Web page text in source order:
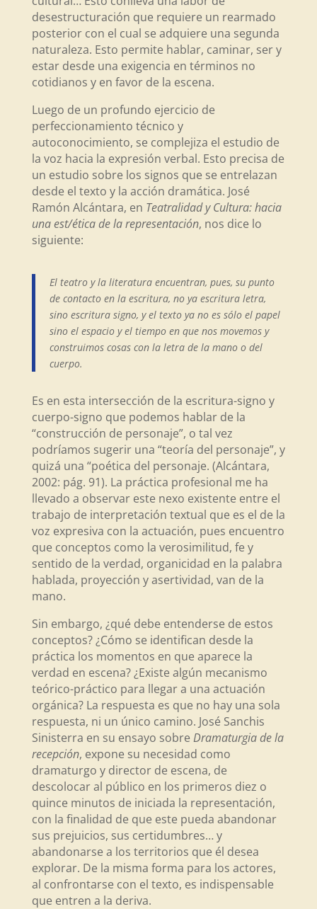
desestructuración que requiere un rearmado
posterior con el cual se adquiere una segunda
naturaleza. Esto permite hablar, caminar, ser y
estar desde una exigencia en términos no
cotidianos y en favor de la escena.
Luego de un profundo ejercicio de
perfeccionamiento técnico y
autoconocimiento, se complejiza el estudio de
la voz hacia la expresión verbal. Esto precisa de
un estudio sobre los signos que se entrelazan
desde el texto y la acción dramática. José
Ramón Alcántara, en Teatralidad y Cultura: hacia
una est/ética de la representación, nos dice lo
siguiente:
El teatro y la literatura encuentran, pues, su punto
de contacto en la escritura, no ya escritura letra,
sino escritura signo, y el texto ya no es sólo el papel
sino el espacio y el tiempo en que nos movemos y
construimos cosas con la letra de la mano o del
cuerpo.
Es en esta intersección de la escritura-signo y
cuerpo-signo que podemos hablar de la
“construcción de personaje”, o tal vez
podríamos sugerir una “teoría del personaje”, y
quizá una “poética del personaje. (Alcántara,
2002: pág. 91). La práctica profesional me ha
llevado a observar este nexo existente entre el
trabajo de interpretación textual que es el de la
voz expresiva con la actuación, pues encuentro
que conceptos como la verosimilitud, fe y
sentido de la verdad, organicidad en la palabra
hablada, proyección y asertividad, van de la
mano.
Sin embargo, ¿qué debe entenderse de estos
conceptos? ¿Cómo se identifican desde la
práctica los momentos en que aparece la
verdad en escena? ¿Existe algún mecanismo
teórico-práctico para llegar a una actuación
orgánica? La respuesta es que no hay una sola
respuesta, ni un único camino. José Sanchis
Sinisterra en su ensayo sobre Dramaturgia de la
recepción, expone su necesidad como
dramaturgo y director de escena, de
descolocar al público en los primeros diez o
quince minutos de iniciada la representación,
con la finalidad de que este pueda abandonar
sus prejuicios, sus certidumbres… y
abandonarse a los territorios que él desea
explorar. De la misma forma para los actores,
al confrontarse con el texto, es indispensable
que entren a la deriva.